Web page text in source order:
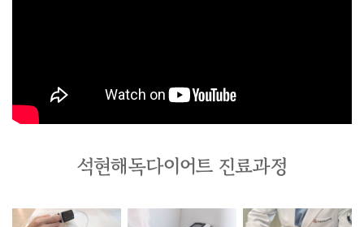
석현해독다이어트 진료과정